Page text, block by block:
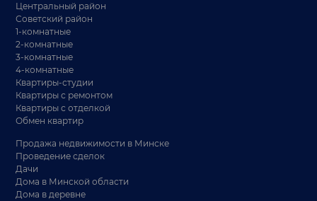
Центральный район
Советский район
1-комнатные
2-комнатные
3-комнатные
4-комнатные
Квартиры-студии
Квартиры с ремонтом
Квартиры с отделкой
Обмен квартир
Продажа недвижимости в Минске
Проведение сделок
Дачи
Дома в Минской области
Дома в деревне